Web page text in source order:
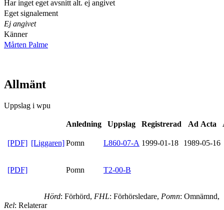
Har inget eget avsnitt alt. ej angivet
Eget signalement
Ej angivet
Känner
Mårten Palme
Allmänt
Uppslag i wpu
Anledning Uppslag Registrerad Ad Acta
[PDF] [Liggaren]Pomn L860-07-A 1999-01-18 1989-05-16
[PDF] Pomn T2-00-B
Hörd: Förhörd, FHL: Förhörsledare, Pomn: Omnämnd,
Rel: Relaterar